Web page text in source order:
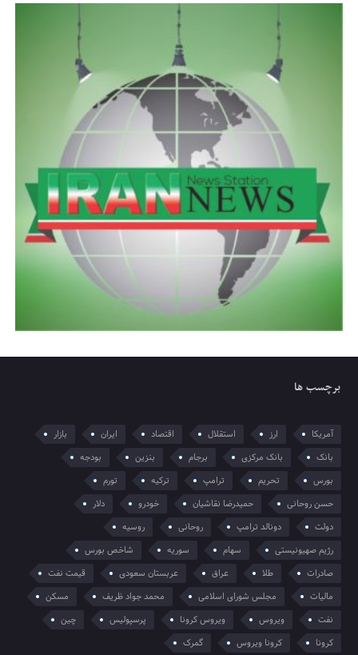
برچسب ها
آمریکا ارز استقلال اقتصاد ایران
بازار
بانک
بانک مرکزی برجام بنزین
بودجه
بورس
تحریم ترامپ ترکیه
تورم
حسن روحانی
حمیدرضا نقاشیان خودرو
دلار
دولت
دونالد ترامپ روحانی
روسیه
رژیم صهیونیستی
سهام سوریه
شاخص بورس
صادرات
طلا عراق عربستان سعودی
قیمت نفت
مالیات
مجلس شورای اسلامی محمد جواد ظریف
مسکن
نفت
ویروس ویروس کرونا پرسپولیس
چین
کرونا
کرونا ویروس گمرک